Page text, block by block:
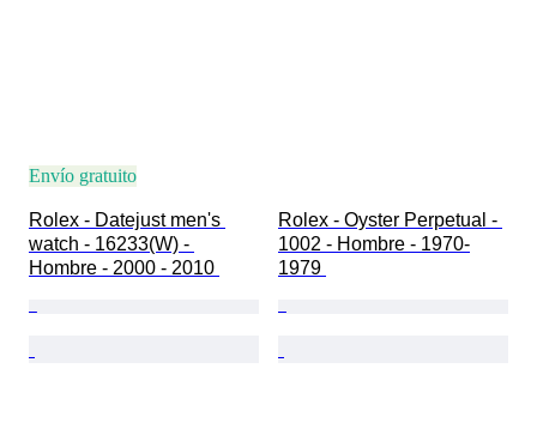
Envío gratuito
Rolex - Datejust men's
watch - 16233(W) -
Hombre - 2000 - 2010
Rolex - Oyster Perpetual -
1002 - Hombre - 1970-
1979